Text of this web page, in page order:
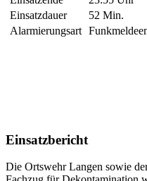
Einsatzdauer
52 Min.
Alarmierungsart
Einsatzbericht
Die Ortswehr Langen sowie